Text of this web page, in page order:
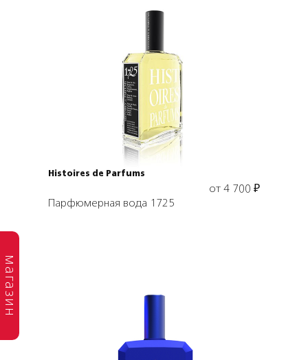
магазин
Выбрать объем
Histoires de Parfums
от 4 700 ₽
Парфюмерная вода 1725